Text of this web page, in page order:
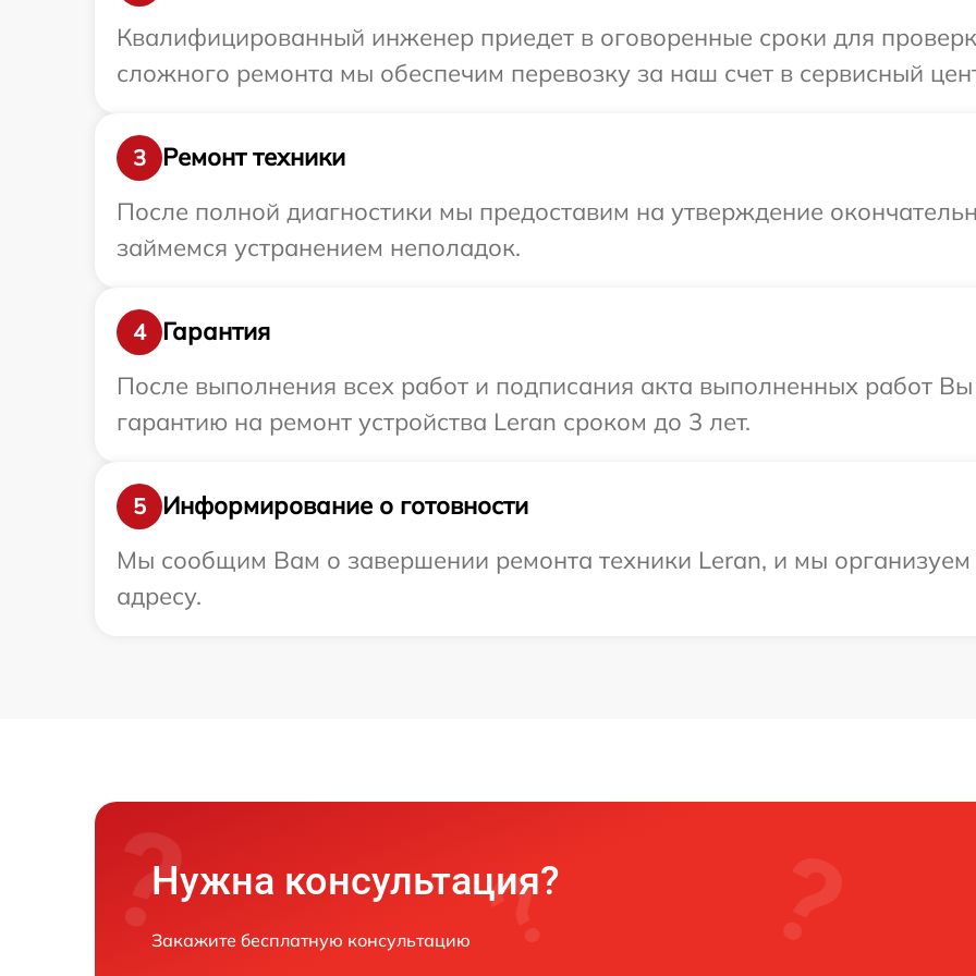
Квалифицированный инженер приедет в оговоренные сроки для
сложного ремонта мы обеспечим перевозку за наш счет в сервисный
3
Ремонт техники
После полной диагностики мы предоставим на утверждение
займемся устранением неполадок.
4
Гарантия
После выполнения всех работ и подписания акта выполненных работ
гарантию на ремонт устройства Leran сроком до 3 лет.
5
Информирование о готовности
Мы сообщим Вам о завершении ремонта техники Leran, и мы организуем
адресу.
Нужна консультация?
Закажите бесплатную консультацию